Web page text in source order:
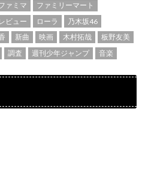
ァミマ
ファミリーマート
レビュー ローラ
乃木坂46
新曲 映画 木村拓哉
板野友美
調査 週刊少年ジャンプ 音楽